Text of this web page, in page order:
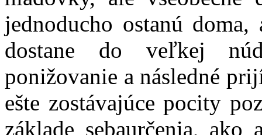
jednoducho ostanú
dostane do veľkej
ponižovanie a následné
ešte zostávajúce pocity
základe sebaurčenia,